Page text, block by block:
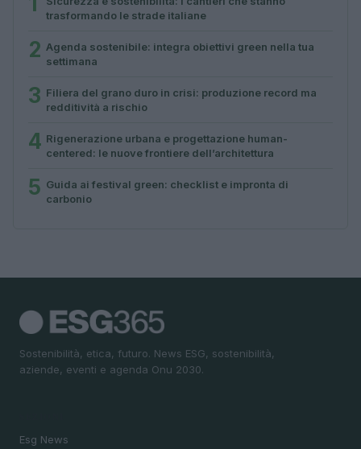
trasformando le strade italiane
2 Agenda sostenibile: integra obiettivi green nella tua
settimana
3 Filiera del grano duro in crisi: produzione record ma
redditività a rischio
4 Rigenerazione urbana e progettazione human-
centered: le nuove frontiere dell’architettura
5 Guida ai festival green: checklist e impronta di
carbonio
Sostenibilità, etica, futuro. News ESG, sostenibilità,
aziende, eventi e agenda Onu 2030.
Esg News